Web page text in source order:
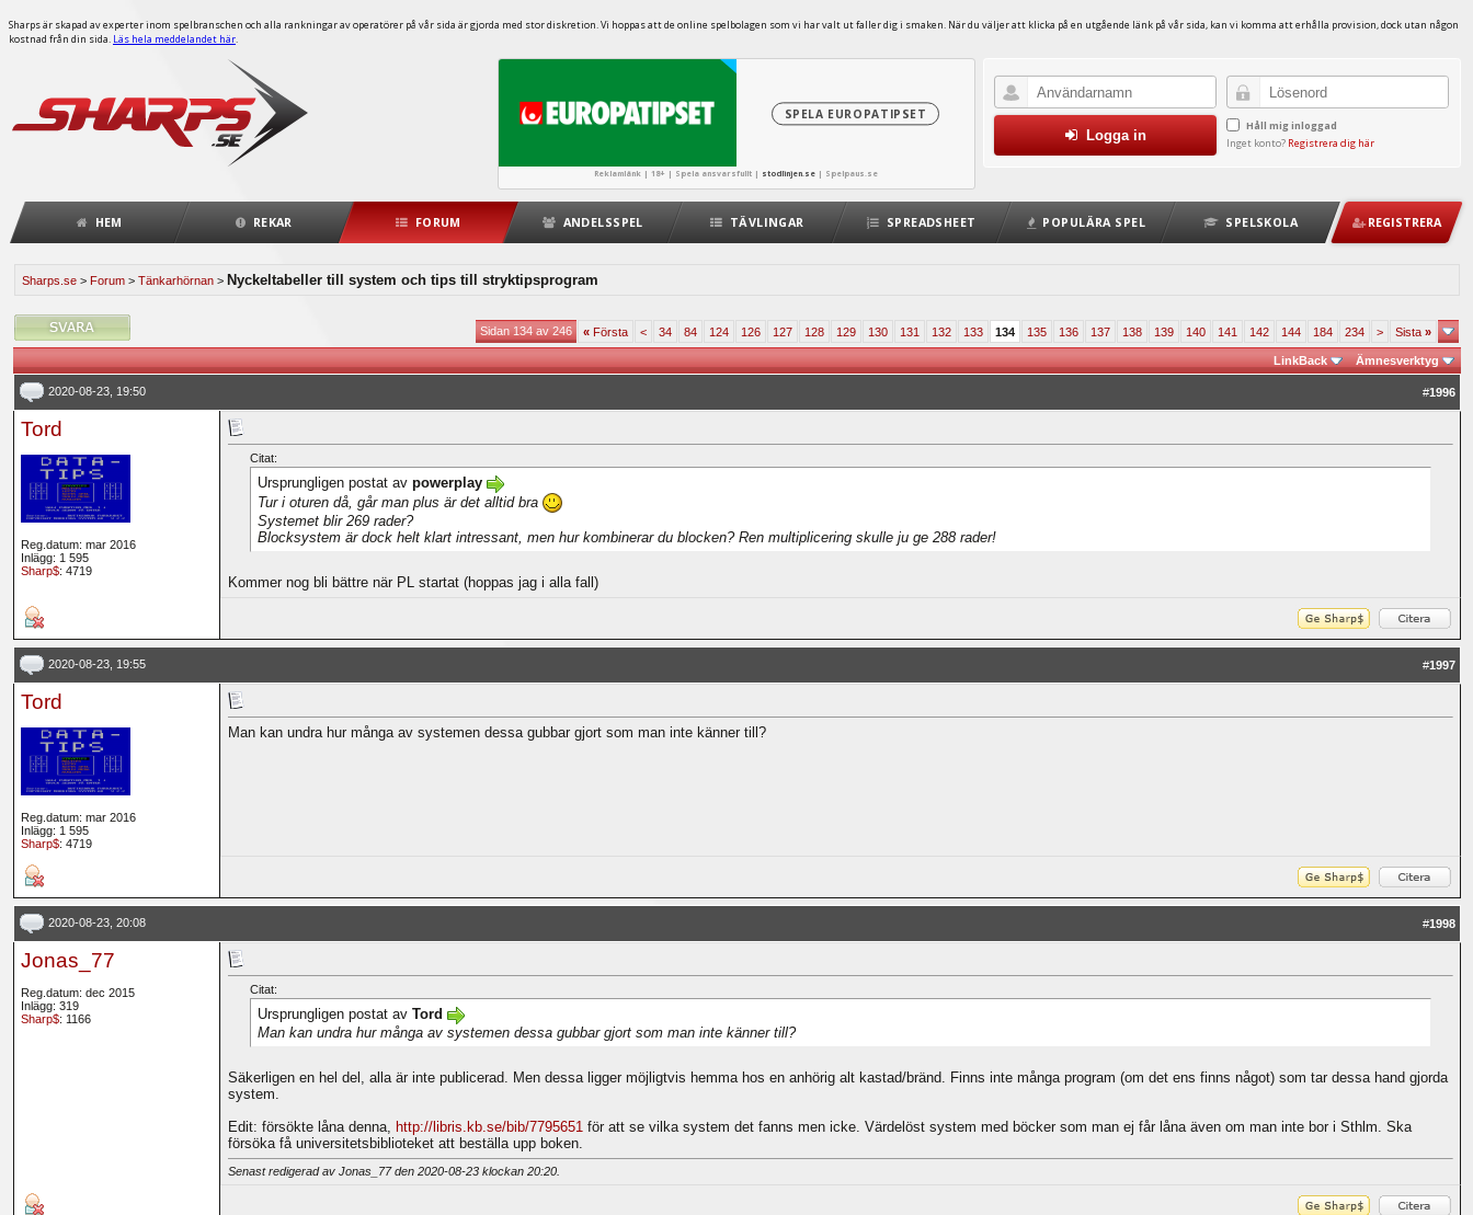
Sharps är skapad av experter inom spelbranschen och alla rankningar av operatörer på vår sida är gjorda med stor diskretion. Vi hoppas att de online spelbolagen som vi har valt ut faller dig i smaken. När du väljer att klicka på en utgående länk på vår sida, kan vi komma att erhålla provision, dock utan någon
kostnad från din sida. Läs hela meddelandet här.
SPELA EUROPATIPSET
Reklamlänk | 18+ | Spela ansvarsfullt | stodlinjen.se | Spelpaus.se
Håll mig inloggad
Inget konto? Registrera dig här
Logga in
HEM REKAR FORUM ANDELSSPEL TÄVLINGAR SPREADSHEET POPULÄRA SPEL SPELSKOLA REGISTRERA
Sharps.se > Forum > Tänkarhörnan > Nyckeltabeller till system och tips till stryktipsprogram
Sidan 134 av 246 « Första < 34 84 124 126 127 128 129 130 131 132 133 134 135 136 137 138 139 140 141 142 144 184 234 > Sista»
LinkBack Ämnesverktyg
2020-08-23, 19:50 #1996
Tord
Reg.datum: mar 2016
Inlägg: 1 595
Sharp$: 4719
Citat:
Ursprungligen postat av powerplay
Tur i oturen då, går man plus är det alltid bra
Systemet blir 269 rader?
Blocksystem är dock helt klart intressant, men hur kombinerar du blocken? Ren multiplicering skulle ju ge 288 rader!
Kommer nog bli bättre när PL startat (hoppas jag i alla fall)
2020-08-23, 19:55 #1997
Tord
Reg.datum: mar 2016
Inlägg: 1 595
Sharp$: 4719
Man kan undra hur många av systemen dessa gubbar gjort som man inte känner till?
2020-08-23, 20:08 #1998
Jonas_77
Reg.datum: dec 2015
Inlägg: 319
Sharp$: 1166
Citat:
Ursprungligen postat av Tord
Man kan undra hur många av systemen dessa gubbar gjort som man inte känner till?
Säkerligen en hel del, alla är inte publicerad. Men dessa ligger möjligtvis hemma hos en anhörig alt kastad/bränd. Finns inte många program (om det ens finns något) som tar dessa hand gjorda
system.
Edit: försökte låna denna, http://libris.kb.se/bib/7795651för att se vilka system det fanns men icke. Värdelöst system med böcker som man ej får låna även om man inte bor i Sthlm. Ska
försöka få universitetsbiblioteket att beställa upp boken.
Senast redigerad av Jonas_77 den 2020-08-23 klockan 20:20.